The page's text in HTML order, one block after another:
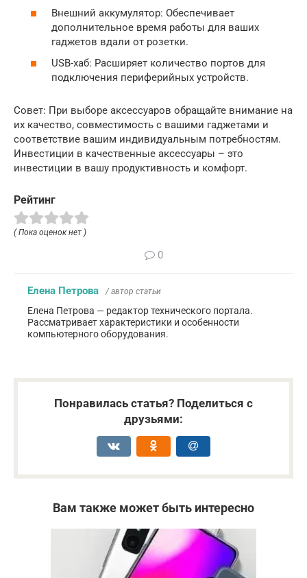
Внешний аккумулятор: Обеспечивает
дополнительное время работы для ваших
гаджетов вдали от розетки.
USB-хаб: Расширяет количество портов для
подключения периферийных устройств.
Совет: При выборе аксессуаров обращайте внимание на
их качество, совместимость с вашими гаджетами и
соответствие вашим индивидуальным потребностям.
Инвестиции в качественные аксессуары – это
инвестиции в вашу продуктивность и комфорт.
Рейтинг
( Пока оценок нет )
0
Елена Петрова / автор статьи
Елена Петрова — редактор технического портала.
Рассматривает характеристики и особенности
компьютерного оборудования.
Понравилась статья? Поделиться с
друзьями:
Вам также может быть интересно